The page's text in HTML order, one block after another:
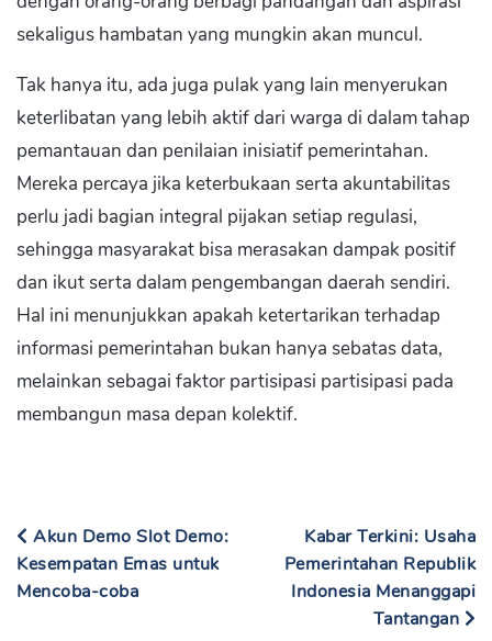
sekaligus hambatan yang mungkin akan muncul.
Tak hanya itu, ada juga pulak yang lain menyerukan
keterlibatan yang lebih aktif dari warga di dalam tahap
pemantauan dan penilaian inisiatif pemerintahan.
Mereka percaya jika keterbukaan serta akuntabilitas
perlu jadi bagian integral pijakan setiap regulasi,
sehingga masyarakat bisa merasakan dampak positif
dan ikut serta dalam pengembangan daerah sendiri.
Hal ini menunjukkan apakah ketertarikan terhadap
informasi pemerintahan bukan hanya sebatas data,
melainkan sebagai faktor partisipasi partisipasi pada
membangun masa depan kolektif.
Akun Demo Slot Demo:
Kesempatan Emas untuk
Mencoba-coba
Kabar Terkini: Usaha
Pemerintahan Republik
Indonesia Menanggapi
Tantangan